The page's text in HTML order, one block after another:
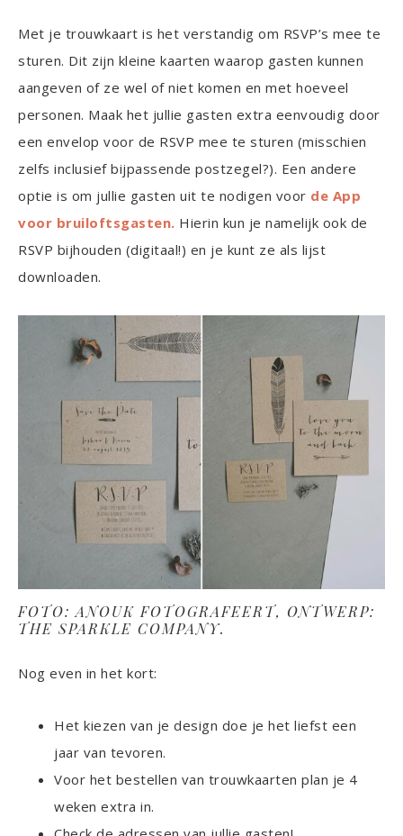
Met je trouwkaart is het verstandig om RSVP’s mee te
sturen. Dit zijn kleine kaarten waarop gasten kunnen
aangeven of ze wel of niet komen en met hoeveel
personen. Maak het jullie gasten extra eenvoudig door
een envelop voor de RSVP mee te sturen (misschien
zelfs inclusief bijpassende postzegel?). Een andere
optie is om jullie gasten uit te nodigen voor de App
voor bruiloftsgasten. Hierin kun je namelijk ook de
RSVP bijhouden (digitaal!) en je kunt ze als lijst
downloaden.
FOTO: ANOUK FOTOGRAFEERT, ONTWERP:
THE SPARKLE COMPANY.
Nog even in het kort:
Het kiezen van je design doe je het liefst een
jaar van tevoren.
Voor het bestellen van trouwkaarten plan je 4
weken extra in.